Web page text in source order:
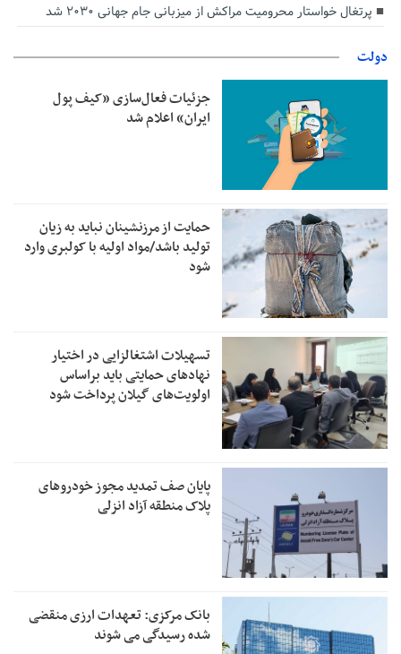
پرتغال خواستار محرومیت مراکش از میزبانی جام جهانی ۲۰۳۰ شد
دولت
جزئیات فعال‌سازی «کیف پول
ایران» اعلام شد
حمایت از مرزنشینان نباید به زیان
تولید باشد/مواد اولیه با کولبری وارد
شود
تسهیلات اشتغالزایی در اختیار
نهادهای حمایتی باید براساس
اولویت‌های گیلان پرداخت شود
پایان صف تمدید مجوز خودروهای
پلاک منطقه آزاد انزلی
بانک مرکزی: تعهدات ارزی منقضی
شده رسیدگی می شوند